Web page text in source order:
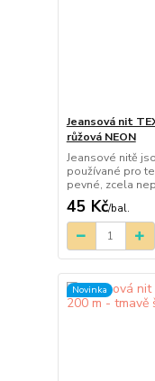
Jeansová nit
růžová NEON
Jeansové nitě
používané pro
pevné, zcela
45 Kč/bal.
Novinka